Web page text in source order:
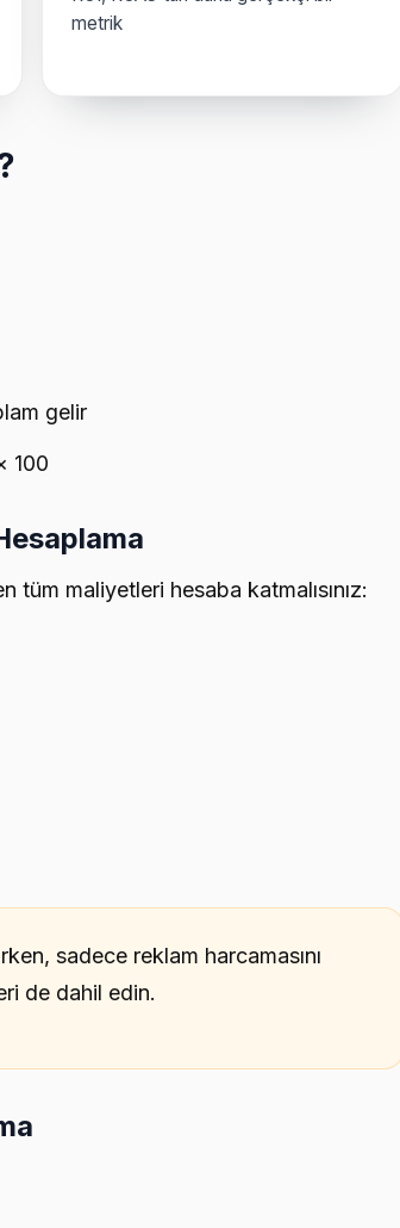
metrik
gelir
100
maliyetleri hesaba katmalısınız:
sadece reklam harcamasını
de dahil edin.